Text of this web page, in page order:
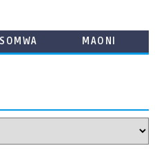
MAONI